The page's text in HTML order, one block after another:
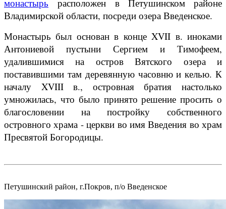
монастырь расположен в Петушинском районе
Владимирской области, посреди озера Введенское.
Монастырь был основан в конце XVII в. иноками
Антониевой пустыни Сергием и Тимофеем,
удалившимися на остров Вятского озера и
поставившими там деревянную часовню и келью. К
началу XVIII в., островная братия настолько
умножилась, что было принято решение просить о
благословении на постройку собственного
островного храма - церкви во имя Введения во храм
Пресвятой Богородицы.
Петушинский район, г.Покров, п/о Введенское